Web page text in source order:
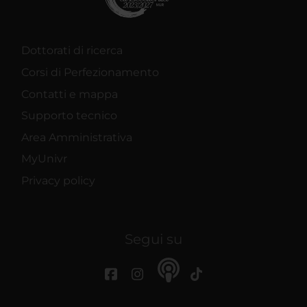
Dottorati di ricerca
Corsi di Perfezionamento
Contatti e mappa
Supporto tecnico
Area Amministrativa
MyUnivr
Privacy policy
Segui su